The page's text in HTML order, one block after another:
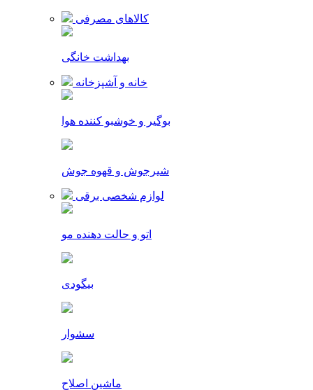
کالاهای مصرفی
بهداشت خانگی
خانه و آشپزخانه
بوگیر و خوشبو کننده هوا
شیرجوش و قهوه جوش
لوازم شخصی برقی
اتو و حالت دهنده مو
بیگودی
سشوار
ماشین اصلاح